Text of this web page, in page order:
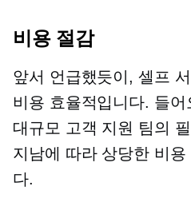
비용 절감
앞서 언급했듯이, 셀프
비용 효율적입니다. 들어
대규모 고객 지원 팀의
지남에 따라 상당한 비
다.